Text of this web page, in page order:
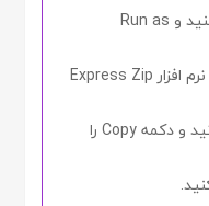
و Run as
نرم افزارExpress Zip
و دکمهCopy را